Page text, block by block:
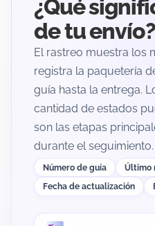
¿Qué
de tu envío?
El rastreo muestra los
registra la paquetería
guía hasta la entrega.
cantidad de estados
son las etapas
durante el seguimiento.
Número de guía
Último
Fecha de actualización